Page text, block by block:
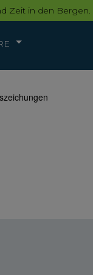
Zeit in den Bergen.